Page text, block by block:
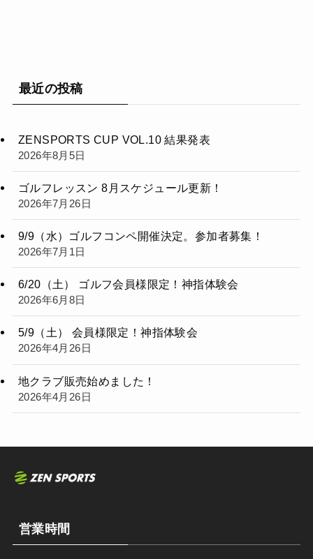
最近の投稿
ZENSPORTS CUP VOL.10 結果発表
2026年8月5日
ゴルフレッスン 8月スケジュール更新！
2026年7月26日
9/9（水）ゴルフコンペ開催決定。参加者募集！
2026年7月1日
6/20（土） ゴルフ会員様限定！神指体験会
2026年6月8日
5/9（土） 会員様限定！神指体験会
2026年4月26日
地クラブ販売始めました！
2026年4月26日
営業時間